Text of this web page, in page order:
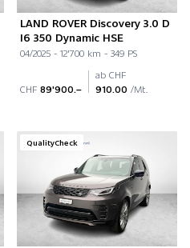
LAND ROVER Discovery 3.0 D
I6 350 Dynamic HSE
04/2025 - 12'700 km - 349 PS
CHF 89'900.–
ab CHF
910.00 /Mt.
QualityCheck